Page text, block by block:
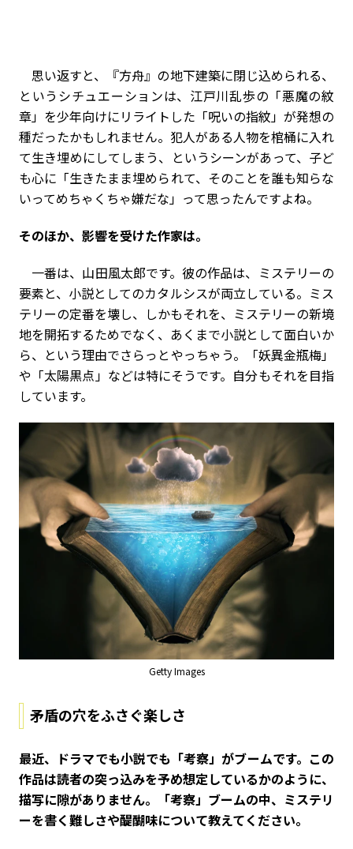
思い返すと、『方舟』の地下建築に閉じ込められる、
というシチュエーションは、江戸川乱歩の「悪魔の紋
章」を少年向けにリライトした「呪いの指紋」が発想の
種だったかもしれません。犯人がある人物を棺桶に入れ
て生き埋めにしてしまう、というシーンがあって、子ど
も心に「生きたまま埋められて、そのことを誰も知らな
いってめちゃくちゃ嫌だな」って思ったんですよね。
――そのほか、影響を受けた作家は。
一番は、山田風太郎です。彼の作品は、ミステリーの
要素と、小説としてのカタルシスが両立している。ミス
テリーの定番を壊し、しかもそれを、ミステリーの新境
地を開拓するためでなく、あくまで小説として面白いか
ら、という理由でさらっとやっちゃう。「妖異金瓶梅」
や「太陽黒点」などは特にそうです。自分もそれを目指
しています。
Getty Images
矛盾の穴をふさぐ楽しさ
――最近、ドラマでも小説でも「考察」がブームです。この
作品は読者の突っ込みを予め想定しているかのように、
描写に隙がありません。「考察」ブームの中、ミステリ
ーを書く難しさや醍醐味について教えてください。